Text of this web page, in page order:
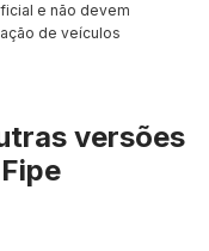
e não devem
de veículos
versões